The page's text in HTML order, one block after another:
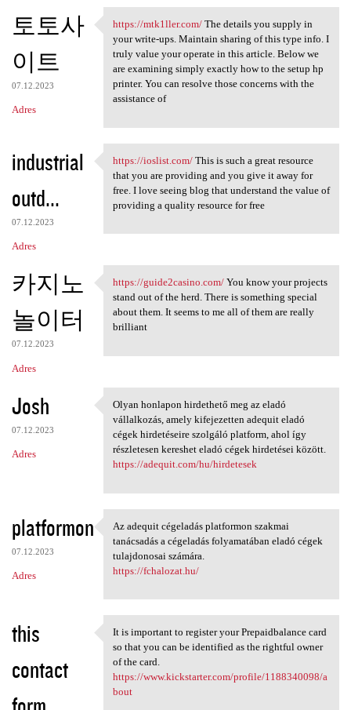
토토사
이트
07.12.2023
Adres
https://mtk1ller.com/ The
https://mtk1ller.com/The details you supply in
your write-ups. Maintain sharing of this type info. I
truly value your operate in this article. Below we
are examining simply exactly how to the setup hp
printer. You can resolve those concerns with the
assistance of
industrial
outd...
07.12.2023
Adres
https://ioslist.com/ This is
https://ioslist.com/This is such a great resource
that you are providing and you give it away for
free. I love seeing blog that understand the value of
providing a quality resource for free
카지노
놀이터
07.12.2023
Adres
https://guide2casino.com/ You
https://guide2casino.com/You know your projects
stand out of the herd. There is something special
about them. It seems to me all of them are really
brilliant
Josh
07.12.2023
Adres
Olyan honlapon hirdethető meg
Olyan honlapon hirdethető meg az eladó
vállalkozás, amely kifejezetten adequit eladó
cégek hirdetéseire szolgáló platform, ahol így
részletesen kereshet eladó cégek hirdetései között.
https://adequit.com/hu/hirdetesek
platformon
07.12.2023
Adres
Az adequit cégeladás
Az adequit cégeladás platformon szakmai
tanácsadás a cégeladás folyamatában eladó cégek
tulajdonosai számára.
https://fchalozat.hu/
this
contact
It is important to register
It is important to register your Prepaidbalance card
so that you can be identified as the rightful owner
of the card.
https://www.kickstarter.com/profile/1188340098/a
bout